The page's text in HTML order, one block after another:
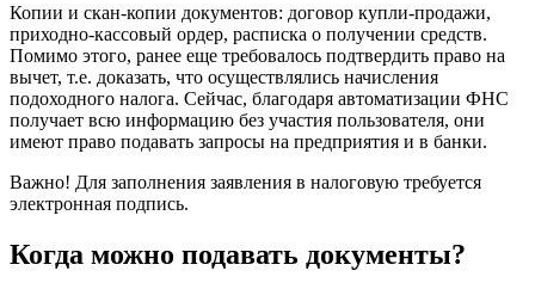
Копии и скан-копии документов: договор купли-продажи,
приходно-кассовый ордер, расписка о получении средств.
Помимо этого, ранее еще требовалось подтвердить право на
вычет, т.е. доказать, что осуществлялись начисления
подоходного налога. Сейчас, благодаря автоматизации ФНС
получает всю информацию без участия пользователя, они
имеют право подавать запросы на предприятия и в банки.
Важно! Для заполнения заявления в налоговую требуется
электронная подпись.
Когда можно подавать документы?